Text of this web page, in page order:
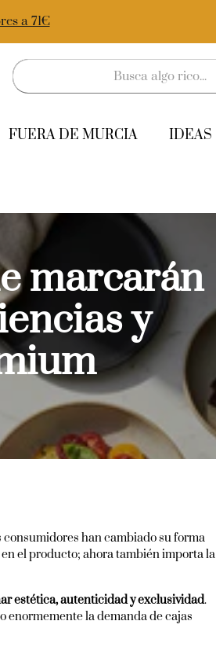
a 71€
FUERA DE MURCIA IDEAS
marcarán
y
han cambiado su forma
el producto; ahora también importa la
estética, autenticidad y exclusividad.
enormemente la demanda de cajas